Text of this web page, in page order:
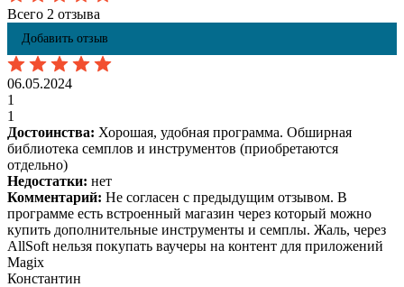
Всего 2 отзыва
Добавить отзыв
06.05.2024
1
1
Достоинства: Хорошая, удобная программа. Обширная
библиотека семплов и инструментов (приобретаются
отдельно)
Недостатки: нет
Комментарий: Не согласен с предыдущим отзывом. В
программе есть встроенный магазин через который можно
купить дополнительные инструменты и семплы. Жаль, через
AllSoft нельзя покупать ваучеры на контент для приложений
Magix
Константин